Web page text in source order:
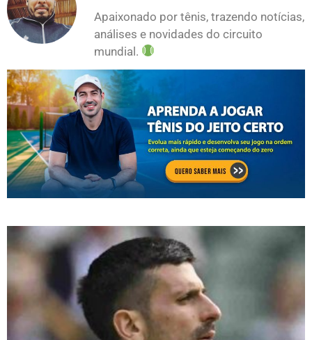
Apaixonado por tênis, trazendo notícias,
análises e novidades do circuito
mundial.